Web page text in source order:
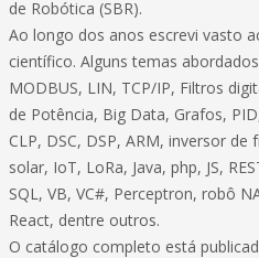
de Robótica (SBR).
Ao longo dos anos escrevi vasto
científico. Alguns temas
MODBUS, LIN, TCP/IP, Filtros
de Potência, Big Data, Grafos,
CLP, DSC, DSP, ARM, inversor
solar, IoT, LoRa, Java, php, JS,
SQL, VB, VC#, Perceptron, robô
React, dentre outros.
O catálogo completo está